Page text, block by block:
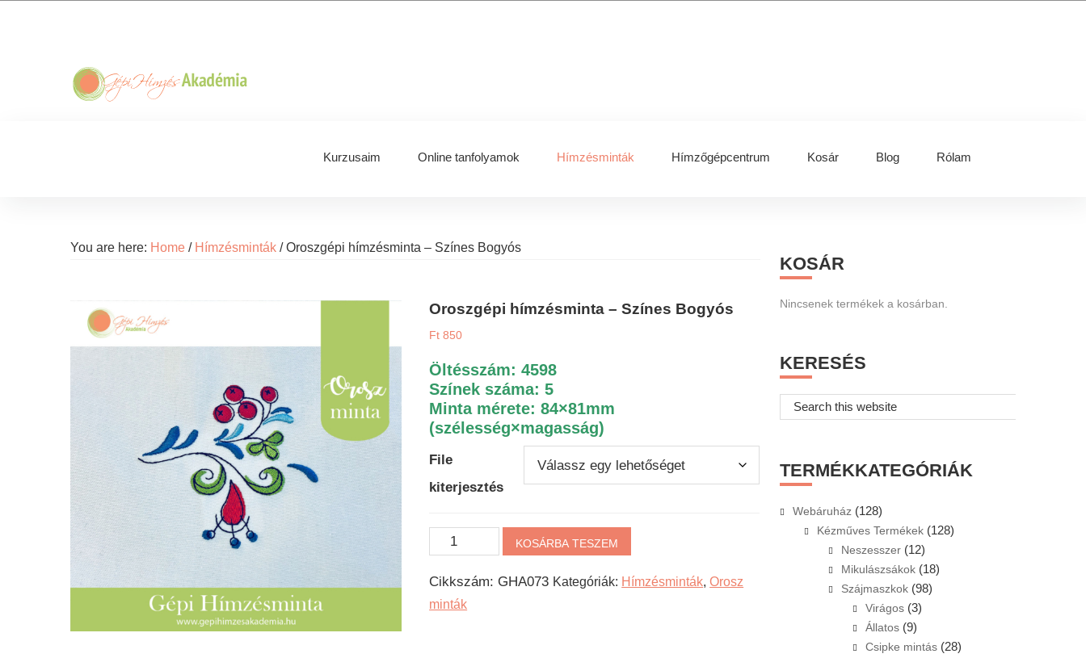
Kurzusaim Online tanfolyamok Hímzésminták Hímzőgépcentrum Kosár Blog Rólam
You are here: Home / Hímzésminták /Oroszgépi hímzésminta – Színes Bogyós
Oroszgépi hímzésminta – Színes Bogyós
Ft 850
Öltésszám: 4598
Színek száma: 5
Minta mérete: 84×81mm
(szélesség×magasság)
File
kiterjesztés
Oroszgépi
hímzésminta
-
Színes
KOSÁRBA TESZEM
Cikkszám: GHA073 Kategóriák: Hímzésminták,Orosz
minták
Primary
Sidebar
KOSÁR
Nincsenek termékek a kosárban.
KERESÉS
Search
this
TERMÉKKATEGÓRIÁK
Webáruház (128)
Kézműves Termékek (128)
Neszesszer (12)
Mikulászsákok (18)
Szájmaszkok (98)
Virágos (3)
Állatos (9)
Csipke mintás (28)